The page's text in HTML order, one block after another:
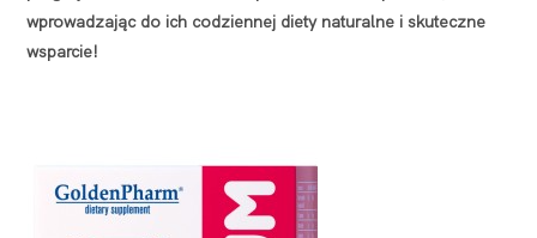
wprowadzając do ich codziennej diety naturalne i skuteczne
wsparcie!